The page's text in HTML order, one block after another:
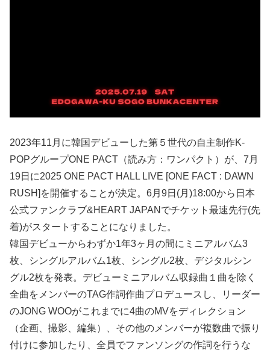
2023年11月に韓国デビューした第５世代の自主制作K-
POPグループONE PACT（読み方：ワンパクト）が、7月
19日に2025 ONE PACT HALL LIVE [ONE FACT : DAWN
RUSH]を開催することが決定。6月9日(月)18:00から日本
公式ファンクラブ&HEART JAPANでチケット最速先行(先
着)がスタートすることになりました。
韓国デビューからわずか1年3ヶ月の間にミニアルバム3
枚、シングルアルバム1枚、シングル2枚、デジタルシン
グル2枚を発表。デビューミニアルバム収録曲１曲を除く
全曲をメンバーのTAG作詞作曲プロデュースし、リーダー
のJONG WOOがこれまでに4曲のMVをディレクション
（企画、撮影、編集）、その他のメンバーが複数曲で振り
付けに参加したり、全員でファンソングの作詞を行うな